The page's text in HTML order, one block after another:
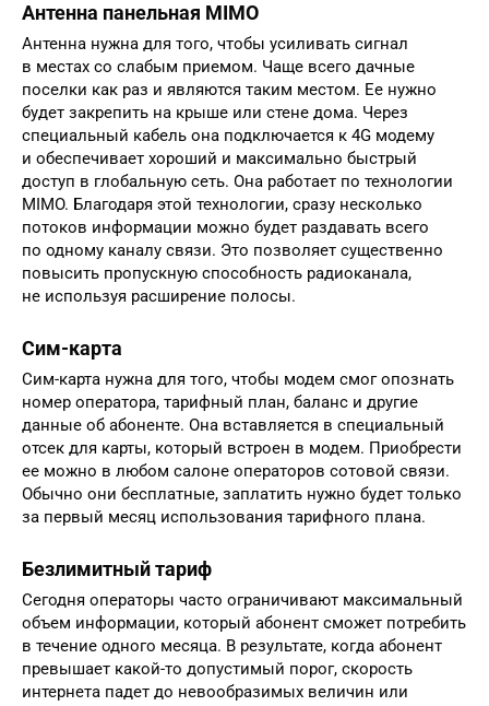
Антенна панельная MIMO
Антенна нужна для того, чтобы усиливать сигнал
в местах со слабым приемом. Чаще всего дачные
поселки как раз и являются таким местом. Ее нужно
будет закрепить на крыше или стене дома. Через
специальный кабель она подключается к 4G модему
и обеспечивает хороший и максимально быстрый
доступ в глобальную сеть. Она работает по технологии
MIMO. Благодаря этой технологии, сразу несколько
потоков информации можно будет раздавать всего
по одному каналу связи. Это позволяет существенно
повысить пропускную способность радиоканала,
не используя расширение полосы.
Сим-карта
Сим-карта нужна для того, чтобы модем смог опознать
номер оператора, тарифный план, баланс и другие
данные об абоненте. Она вставляется в специальный
отсек для карты, который встроен в модем. Приобрести
ее можно в любом салоне операторов сотовой связи.
Обычно они бесплатные, заплатить нужно будет только
за первый месяц использования тарифного плана.
Безлимитный тариф
Сегодня операторы часто ограничивают максимальный
объем информации, который абонент сможет потребить
в течение одного месяца. В результате, когда абонент
превышает какой-то допустимый порог, скорость
интернета падет до невообразимых величин или